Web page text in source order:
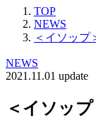
TOP
NEWS
＜イソップ
NEWS
2021.11.01 update
＜イソッ